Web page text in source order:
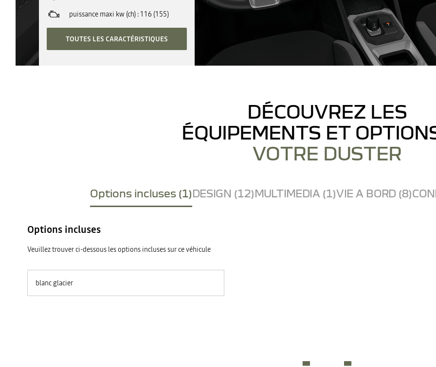
puissance maxi kw (ch) 116 (155)
TOUTES LES CARACTÉRISTIQUES
DÉCOUVREZ LES
ÉQUIPEMENTS ET
VOTRE DUSTER
Options incluses (1)DESIGN (12)MULTIMEDIA (1)VIE A BORD (8)
Options incluses
Veuillez trouver ci-dessous les options incluses sur ce véhicule
blanc glacier